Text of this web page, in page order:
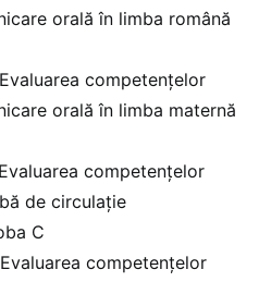
orală în limba română
competențelor
orală în limba maternă
competențelor
de circulație
C
competențelor